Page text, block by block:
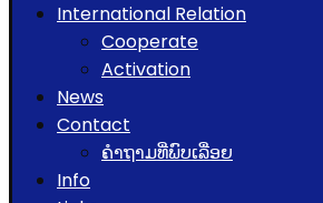
International Relation
Cooperate
Activation
News
Contact
ຄຳຖາມທີ່ພົບເລື່ອຍ
Info